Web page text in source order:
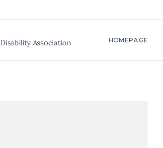
Disability Association HOMEPAGE